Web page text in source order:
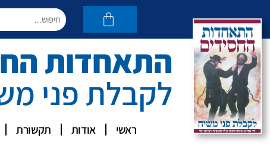
התאחדות
לקבלת פני
ראשי אודות תקשורת